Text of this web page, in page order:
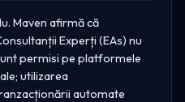
Maven afirmă că
Experți (EAs) nu
permisi pe platformele
utilizarea
automate